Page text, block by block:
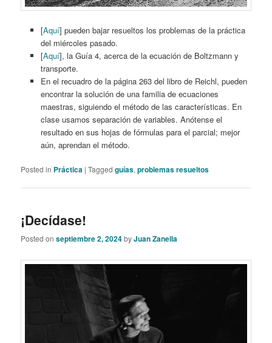
[Aquí] pueden bajar resueltos los problemas de la práctica
del miércoles pasado.
[Aquí], la Guía 4, acerca de la ecuación de Boltzmann y
transporte.
En el recuadro de la página 263 del libro de Reichl, pueden
encontrar la solución de una familia de ecuaciones
maestras, siguiendo el método de las características. En
clase usamos separación de variables. Anótense el
resultado en sus hojas de fórmulas para el parcial; mejor
aún, aprendan el método.
Posted in Práctica |Tagged guías,problemas resueltos
¡Decídase!
Posted onseptiembre 2, 2024byJuan Zanella